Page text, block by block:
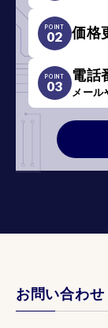
POINT
02 価格
POINT
03
電話
メール
お問い合わせ